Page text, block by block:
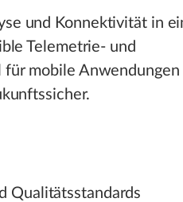
und Konnektivität in
Telemetrie- und
für mobile Anwendungen
Qualitätsstandards